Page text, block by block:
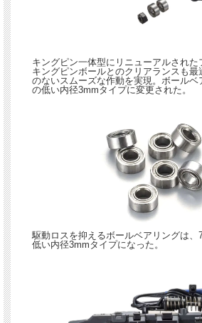
キングピン一体型にリニューアルされた
キングピンボールとのクリアランスも最
のないスムーズな作動を実現。ボールベ
の低い内径3mmタイプに変更された。
駆動ロスを抑えるボールベアリングは、
低い内径3mmタイプになった。